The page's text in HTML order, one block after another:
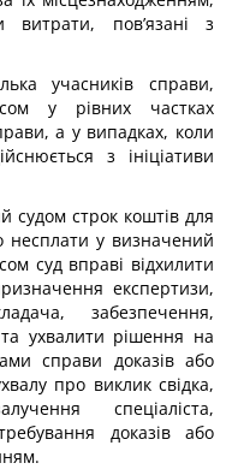
витрати, пов’язані з
учасників справи,
у рівних частках
а у випадках, коли
з ініціативи
судом строк коштів для
несплати у визначений
суд вправі відхилити
експертизи,
забезпечення,
ухвалити рішення на
справи доказів або
про виклик свідка,
спеціаліста,
доказів або